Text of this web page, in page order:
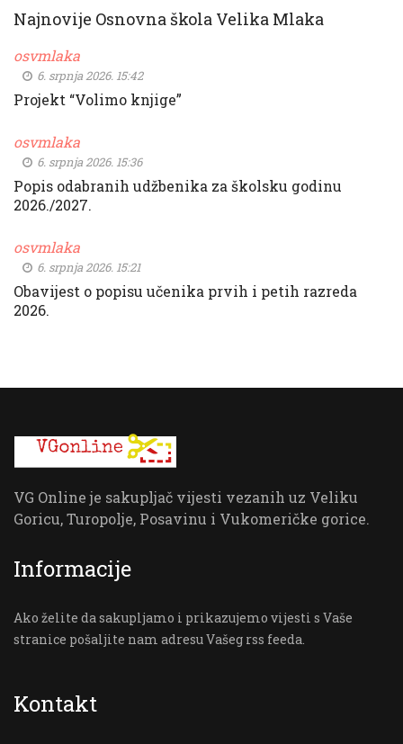
Najnovije Osnovna škola Velika Mlaka
osvmlaka
6. srpnja 2026. 15:42
Projekt “Volimo knjige”
osvmlaka
6. srpnja 2026. 15:36
Popis odabranih udžbenika za školsku godinu
2026./2027.
osvmlaka
6. srpnja 2026. 15:21
Obavijest o popisu učenika prvih i petih razreda
2026.
VG Online je sakupljač vijesti vezanih uz Veliku
Goricu, Turopolje, Posavinu i Vukomeričke gorice.
Informacije
Ako želite da sakupljamo i prikazujemo vijesti s Vaše
stranice pošaljite nam adresu Vašeg rss feeda.
Kontakt